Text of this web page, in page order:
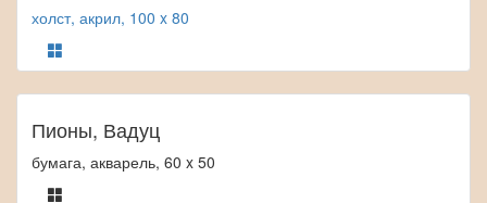
холст, акрил, 100 x 80
Пионы, Вадуц
бумага, акварель, 60 x 50